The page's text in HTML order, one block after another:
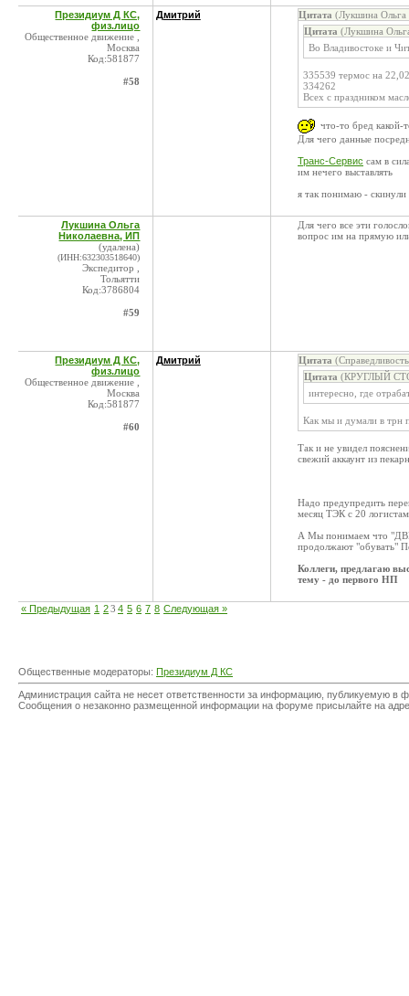
Президиум Д КС,
физ.лицо
Общественное движение ,
Москва
Код:581877
#58
Дмитрий Цитата (Лукшина
Цитата (Лукшина
Во Владивостоке и
335539 термос на 22,02
334262
Всех с праздником
что-то бред какой-
Для чего данные
Транс-Сервис сам в
им нечего выставлять
я так понимаю -
Лукшина Ольга
Николаевна, ИП
(удалена)
(ИНН:632303518640)
Экспедитор ,
Тольятти
Код:3786804
#59
Для чего все эти
вопрос им на прямую
Президиум Д КС,
физ.лицо
Общественное движение ,
Москва
Код:581877
#60
Дмитрий Цитата
Цитата (КРУГЛЫЙ
интересно, где
Как мы и думали в трн
Так и не увидел
свежий аккаунт из
Надо предупредить
месяц ТЭК с 20
А Мы понимаем что
продолжают "обувать"
Коллеги, предлагаю
тему - до первого НП
« Предыдущая 1 23 4 5 6 7 8 Следующая »
Общественные модераторы: Президиум Д КС
Администрация сайта не несет ответственности за информацию, публикуемую
Сообщения о незаконно размещенной информации на форуме присылайте на